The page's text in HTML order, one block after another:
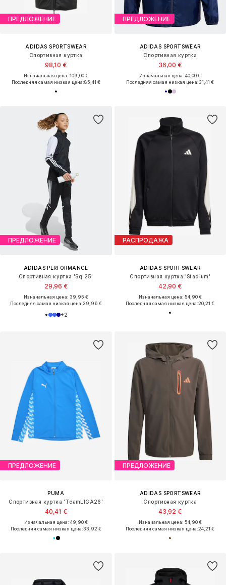
ПРЕДЛОЖЕНИЕ
ADIDAS SPORTSWEAR
Спортивная куртка
98,10 €
Изначальная цена: 109,00 €
Последняя самая низкая цена:85,41 €
ПРЕДЛОЖЕНИЕ
ADIDAS SPORTSWEAR
Спортивная куртка
36,00 €
Изначальная цена: 40,00 €
Последняя самая низкая цена:31,41 €
ПРЕДЛОЖЕНИЕ
ADIDAS PERFORMANCE
Спортивная куртка 'Sq 25'
29,96 €
Изначальная цена: 39,95 €
Последняя самая низкая цена:29,96 €
+2
РАСПРОДАЖА
ADIDAS SPORTSWEAR
Спортивная куртка 'Stadium'
42,90 €
Изначальная цена: 54,90 €
Последняя самая низкая цена:20,21 €
ПРЕДЛОЖЕНИЕ
PUMA
Спортивная куртка 'TeamLIGA26'
40,41 €
Изначальная цена: 49,90 €
Последняя самая низкая цена:33,92 €
ПРЕДЛОЖЕНИЕ
ADIDAS SPORTSWEAR
Спортивная куртка
43,92 €
Изначальная цена: 54,90 €
Последняя самая низкая цена:24,21 €